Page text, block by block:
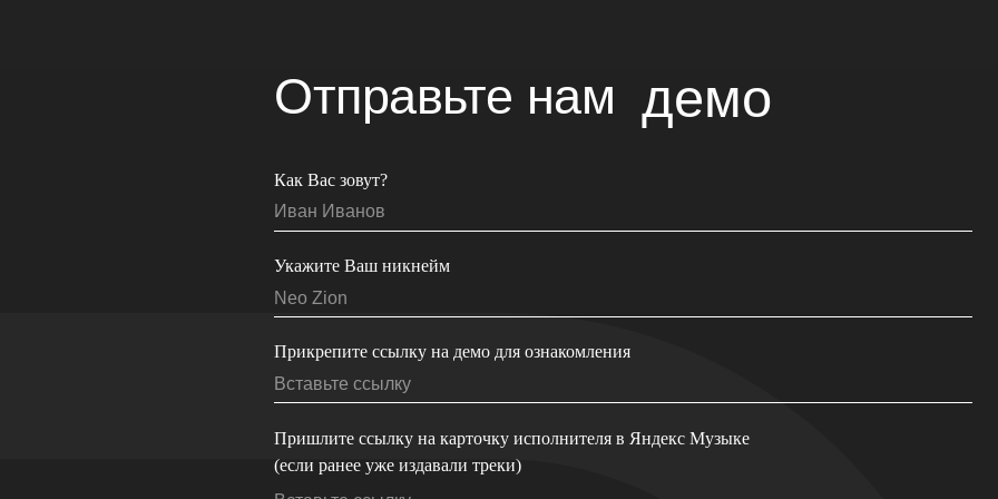
Укажите Ваш никнейм
Пришлите ссылку на карточку исполнителя в Яндекс Музыке